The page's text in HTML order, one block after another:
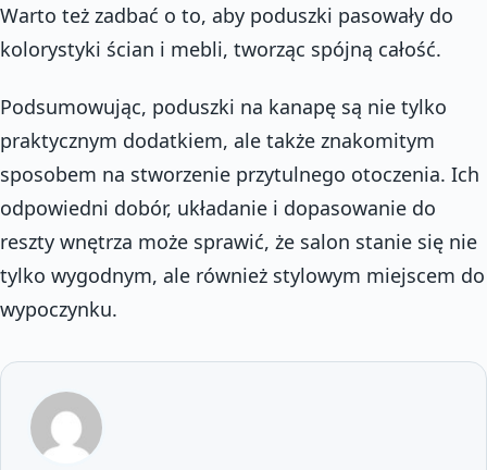
Warto też zadbać o to, aby poduszki pasowały do
kolorystyki ścian i mebli, tworząc spójną całość.
Podsumowując, poduszki na kanapę są nie tylko
praktycznym dodatkiem, ale także znakomitym
sposobem na stworzenie przytulnego otoczenia. Ich
odpowiedni dobór, układanie i dopasowanie do
reszty wnętrza może sprawić, że salon stanie się nie
tylko wygodnym, ale również stylowym miejscem do
wypoczynku.